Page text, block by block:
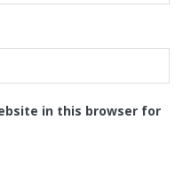
in this browser for